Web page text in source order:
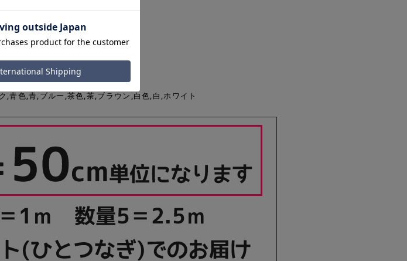
速乾,UV加工
ウレタン5%、巾：160cm
,青色,青,ブルー,茶色,茶,ブラウン,白色,白,ホワイト